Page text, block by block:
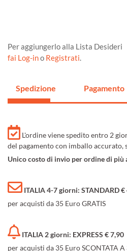
Per aggiungerlo alla Lista Desideri
fai Log-ino Registrati.
Spedizione Pagamento
L'ordine viene spedito entro 2
del pagamento con imballo
Unico costo di invio per ordine di più
ITALIA 4-7 giorni: STANDARD €
per acquisti da 35 Euro GRATIS
ITALIA 2 giorni: EXPRESS € 7,90
per acquisti da 35 Euro SCONTATA A